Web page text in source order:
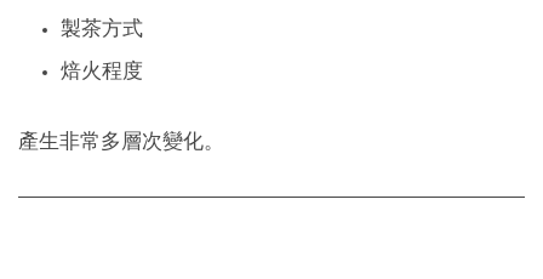
製茶方式
焙火程度
產生非常多層次變化。